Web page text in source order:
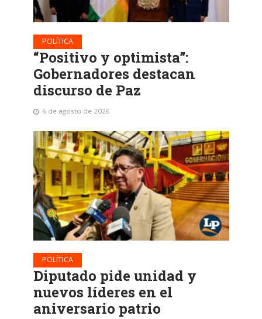
POLÍTICA
“Positivo y optimista”:
Gobernadores destacan
discurso de Paz
6 de agosto de 2026
POLÍTICA
Diputado pide unidad y
nuevos líderes en el
aniversario patrio